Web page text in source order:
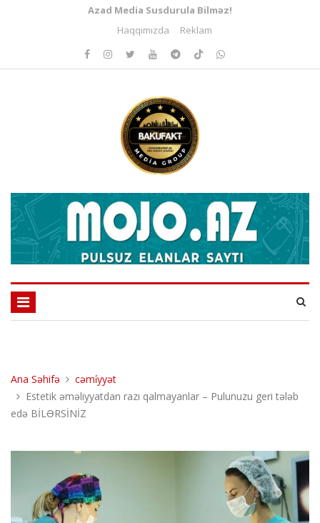
Azad Media Susdurula Bilməz!
Haqqımızda
Reklam
Ana Səhifə
cəmi̇yyət
Estetik əməliyyatdan razı qalmayanlar – Pulunuzu geri tələb
edə BİLƏRSİNİZ